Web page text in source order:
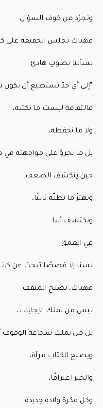
وتجرّد من خوف السؤال.
فهناك تجلس الحقيقة
تسألنا بصوتٍ هادئ
“إلى أي حدّ تستطيع أن
فالثقافة ليست ما نكتبه،
ولا ما نحفظه،
بل ما نجرؤ على مواجهته
حين ينكشف الضعف،
ويهتزّ ما نظنّه ثابتًا،
ونكتشف أننا
في العمق
لسنا إلا قصصًا تبحث عن
فهناك، يصبح المثقف
ليس من يملك الإجابات،
بل من يملك شجاعة الوقوف
ويصبح الكتاب مرآة،
والحبر اعترافًا،
وكل فكرة ولادة جديدة